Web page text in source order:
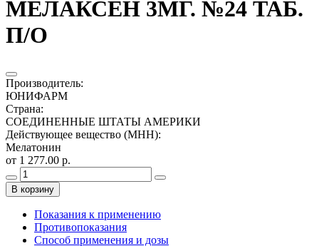
МЕЛАКСЕН 3МГ. №24 ТАБ.
П/О
Производитель:
ЮНИФАРМ
Страна:
СОЕДИНЕННЫЕ ШТАТЫ АМЕРИКИ
Действующее вещество (МНН):
Мелатонин
от 1 277.00 р.
В корзину
Показания к применению
Противопоказания
Способ применения и дозы